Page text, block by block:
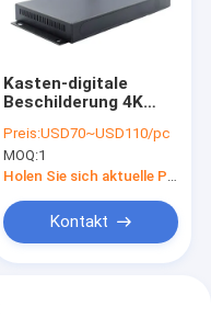
Kasten-digitale
Beschilderung 4K
mit multi Sprache
2GB RAM 32GB EMMC
Preis:USD70~USD110/pc
MOQ:1
Holen Sie sich aktuelle Preis
Kontakt